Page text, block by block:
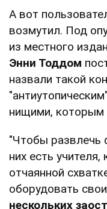
А вот
возмутил. Под
из местного
Энни Тоддом
назвали такой
нищими, которым
"Чтобы развлечь
них есть
отчаянной
оборудовать
нескольких